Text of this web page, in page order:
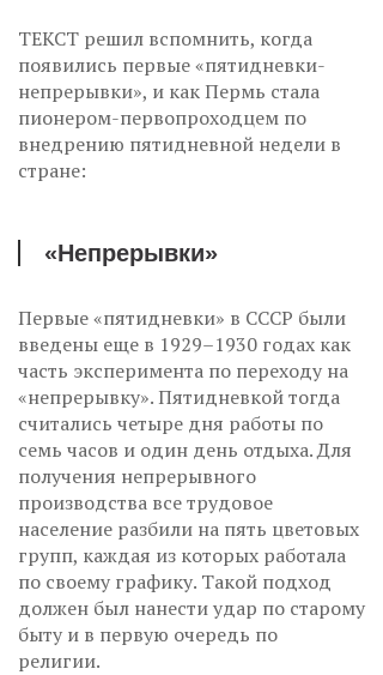
ТЕКСТ решил вспомнить, когда
появились первые «пятидневки-
непрерывки», и как Пермь стала
пионером-первопроходцем по
внедрению пятидневной недели в
стране:
«Непрерывки»
Первые «пятидневки» в СССР были
введены еще в 1929–1930 годах как
часть эксперимента по переходу на
«непрерывку». Пятидневкой тогда
считались четыре дня работы по
семь часов и один день отдыха. Для
получения непрерывного
производства все трудовое
население разбили на пять цветовых
групп, каждая из которых работала
по своему графику. Такой подход
должен был нанести удар по старому
быту и в первую очередь по
религии.